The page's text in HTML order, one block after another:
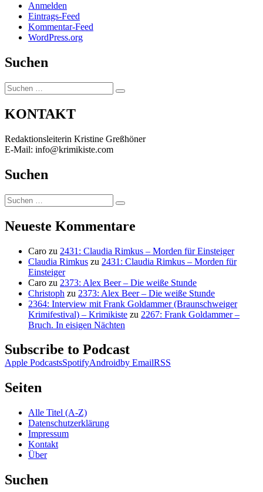
Anmelden
Eintrags-Feed
Kommentar-Feed
WordPress.org
Suchen
Suchen
nach:
Suchen
KONTAKT
Redaktionsleiterin Kristine Greßhöner
E-Mail: info@krimikiste.com
Suchen
Suchen
nach:
Suchen
Neueste Kommentare
Caro zu 2431: Claudia Rimkus – Morden für Einsteiger
Claudia Rimkus zu 2431: Claudia Rimkus – Morden für
Einsteiger
Caro zu 2373: Alex Beer – Die weiße Stunde
Christoph zu 2373: Alex Beer – Die weiße Stunde
2364: Interview mit Frank Goldammer (Braunschweiger
Krimifestival) – Krimikiste zu 2267: Frank Goldammer –
Bruch. In eisigen Nächten
Subscribe to Podcast
Apple PodcastsSpotifyAndroidby EmailRSS
Seiten
Alle Titel (A-Z)
Datenschutzerklärung
Impressum
Kontakt
Über
Suchen